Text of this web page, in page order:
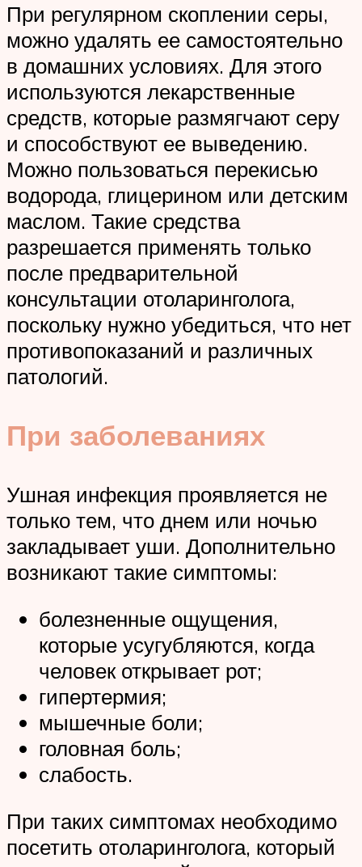
При регулярном скоплении серы,
можно удалять ее самостоятельно
в домашних условиях. Для этого
используются лекарственные
средств, которые размягчают серу
и способствуют ее выведению.
Можно пользоваться перекисью
водорода, глицерином или детским
маслом. Такие средства
разрешается применять только
после предварительной
консультации отоларинголога,
поскольку нужно убедиться, что нет
противопоказаний и различных
патологий.
При заболеваниях
Ушная инфекция проявляется не
только тем, что днем или ночью
закладывает уши. Дополнительно
возникают такие симптомы:
болезненные ощущения,
которые усугубляются, когда
человек открывает рот;
гипертермия;
мышечные боли;
головная боль;
слабость.
При таких симптомах необходимо
посетить отоларинголога, который